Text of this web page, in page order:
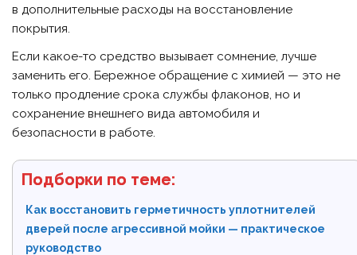
в дополнительные расходы на восстановление
покрытия.
Если какое-то средство вызывает сомнение, лучше
заменить его. Бережное обращение с химией — это не
только продление срока службы флаконов, но и
сохранение внешнего вида автомобиля и
безопасности в работе.
Подборки по теме:
Как восстановить герметичность уплотнителей
дверей после агрессивной мойки — практическое
руководство